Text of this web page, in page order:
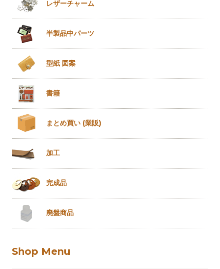
レザーチャーム
半製品中パーツ
型紙 図案
書籍
まとめ買い (業販)
加工
完成品
廃盤商品
Shop Menu